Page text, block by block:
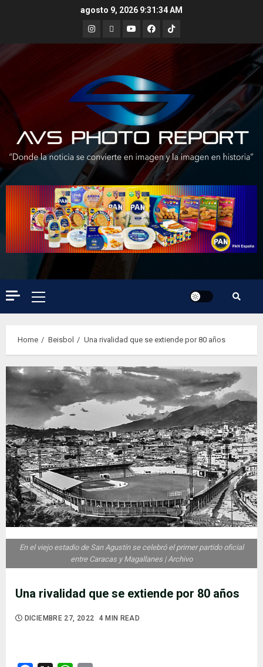
agosto 9, 2026 9:31:35 AM
Instagram
X YoutubeFacebook
TikTok
Primary
Menu
Home Beisbol Una rivalidad que se extiende por 80 años
Una rivalidad que se extiende por 80 años
DICIEMBRE 27, 2022 4 MIN READ
En el viejo estadio de San Agustín se celebró el primer partido oficial
entre Caracas y Magallanes | Archivo